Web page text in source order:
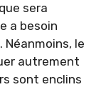
sera
a besoin
Néanmoins, le
autrement
sont enclins